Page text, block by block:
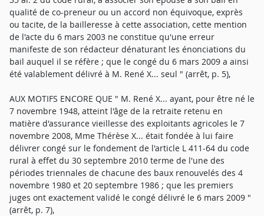
qualité de co-preneur ou un accord non équivoque, exprès
ou tacite, de la bailleresse à cette association, cette mention
de l'acte du 6 mars 2003 ne constitue qu'une erreur
manifeste de son rédacteur dénaturant les énonciations du
bail auquel il se réfère ; que le congé du 6 mars 2009 a ainsi
été valablement délivré à M. René X... seul " (arrêt, p. 5),
AUX MOTIFS ENCORE QUE " M. René X... ayant, pour être né le
7 novembre 1948, atteint l'âge de la retraite retenu en
matière d'assurance vieillesse des exploitants agricoles le 7
novembre 2008, Mme Thérèse X... était fondée à lui faire
délivrer congé sur le fondement de l'article L 411-64 du code
rural à effet du 30 septembre 2010 terme de l'une des
périodes triennales de chacune des baux renouvelés des 4
novembre 1980 et 20 septembre 1986 ; que les premiers
juges ont exactement validé le congé délivré le 6 mars 2009 "
(arrêt, p. 7),